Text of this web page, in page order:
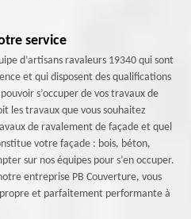
service
d’artisans ravaleurs 19340 qui sont
et qui disposent des qualifications
s’occuper de vos travaux de
les travaux que vous souhaitez
de ravalement de façade et quel
votre façade : bois, béton,
sur nos équipes pour s’en occuper.
entreprise PB Couverture, vous
et parfaitement performante à